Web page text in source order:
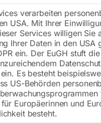
verarbeiten
USA. Mit Ihrer
Services willigen Sie
Ihrer Daten in den USA
ein. Der EuGH stuft
Es besteht
US-Behörden
Europäerinnen und
besteht.